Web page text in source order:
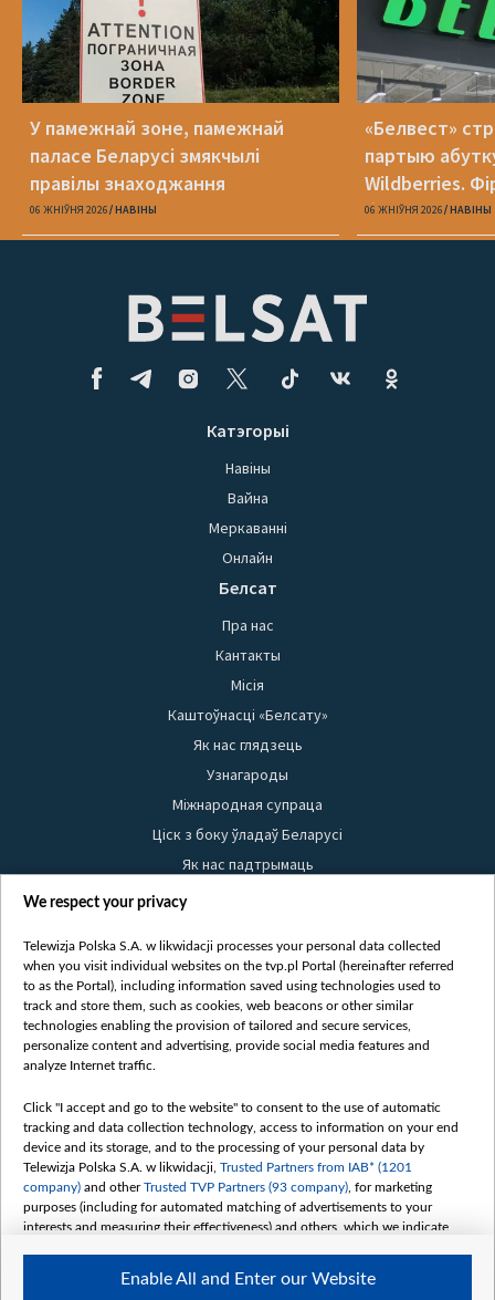
У памежнай зоне, памежнай
паласе Беларусі змякчылі
правілы знаходжання
06 ЖНІЎНЯ 2026 НАВІНЫ
«Белвест»
партыю
Wildberries.
банкрутавала
06 ЖНІЎНЯ 2026 НАВІНЫ
Катэгорыі
Навіны
Вайна
Меркаванні
Онлайн
Белсат
Пра нас
Кантакты
Місія
Каштоўнасці «Белсату»
Як нас глядзець
Узнагароды
Міжнародная супраца
Ціск з боку ўладаў Беларусі
Як нас падтрымаць
Правілы выкарыстання матэрыялаў
Бяспека
Youtube
Белсат news
Белсат Shorts
Жэстачайшы мульт
Belsat English
Biełsat PL
Белсат Now
Белсат History
Белсат Music
Белсат Doc
We respect your privacy
Telewizja Polska S.A. w likwidacji processes your personal data collected
when you visit individual websites on the tvp.pl Portal (hereinafter referred
to as the Portal), including information saved using technologies used to
track and store them, such as cookies, web beacons or other similar
technologies enabling the provision of tailored and secure services,
personalize content and advertising, provide social media features and
analyze Internet traffic.
Click "I accept and go to the website" to consent to the use of automatic
tracking and data collection technology, access to information on your end
device and its storage, and to the processing of your personal data by
Telewizja Polska S.A. w likwidacji, Trusted Partners from IAB* (1201
company) and otherTrusted TVP Partners (93 company) , for marketing
purposes (including for automated matching of advertisements to your
interests and measuring their effectiveness) and others, which we indicate
The purposes of processing your data by TVP S.A. w likwidacji are as
Enable All and Enter our Website